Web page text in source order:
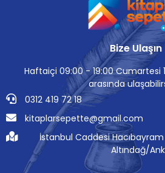
Bize Ulaşın
Haftaiçi 09:00 - 19:00 Cumartesi
arasında
0312 419 72 18
kitaplarsepette@gmail.com
İstanbul Caddesi
Altındağ/